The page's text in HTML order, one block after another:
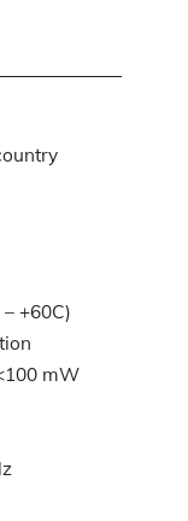
+60C)
mW